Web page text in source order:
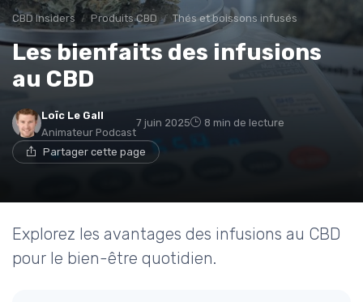
CBD Insiders Produits CBD Thés et boissons infusés
Les bienfaits des infusions
au CBD
Loïc Le Gall
Animateur Podcast
7 juin 2025 8 min de lecture
Partager cette page
Explorez les avantages des infusions au CBD
pour le bien-être quotidien.